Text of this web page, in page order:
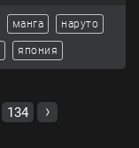
манга наруто
япония
134